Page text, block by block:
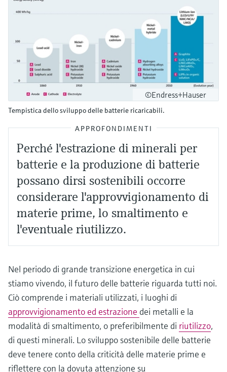
©Endress+Hauser
Tempistica dello sviluppo delle batterie ricaricabili.
APPROFONDIMENTI
Perché l'estrazione di minerali per
batterie e la produzione di batterie
possano dirsi sostenibili occorre
considerare l'approvvigionamento di
materie prime, lo smaltimento e
l'eventuale riutilizzo.
Nel periodo di grande transizione energetica in cui
stiamo vivendo, il futuro delle batterie riguarda tutti noi.
Ciò comprende i materiali utilizzati, i luoghi di
approvvigionamento ed estrazione dei metalli e la
modalità di smaltimento, o preferibilmente di riutilizzo,
di questi minerali. Lo sviluppo sostenibile delle batterie
deve tenere conto della criticità delle materie prime e
riflettere con la dovuta attenzione su